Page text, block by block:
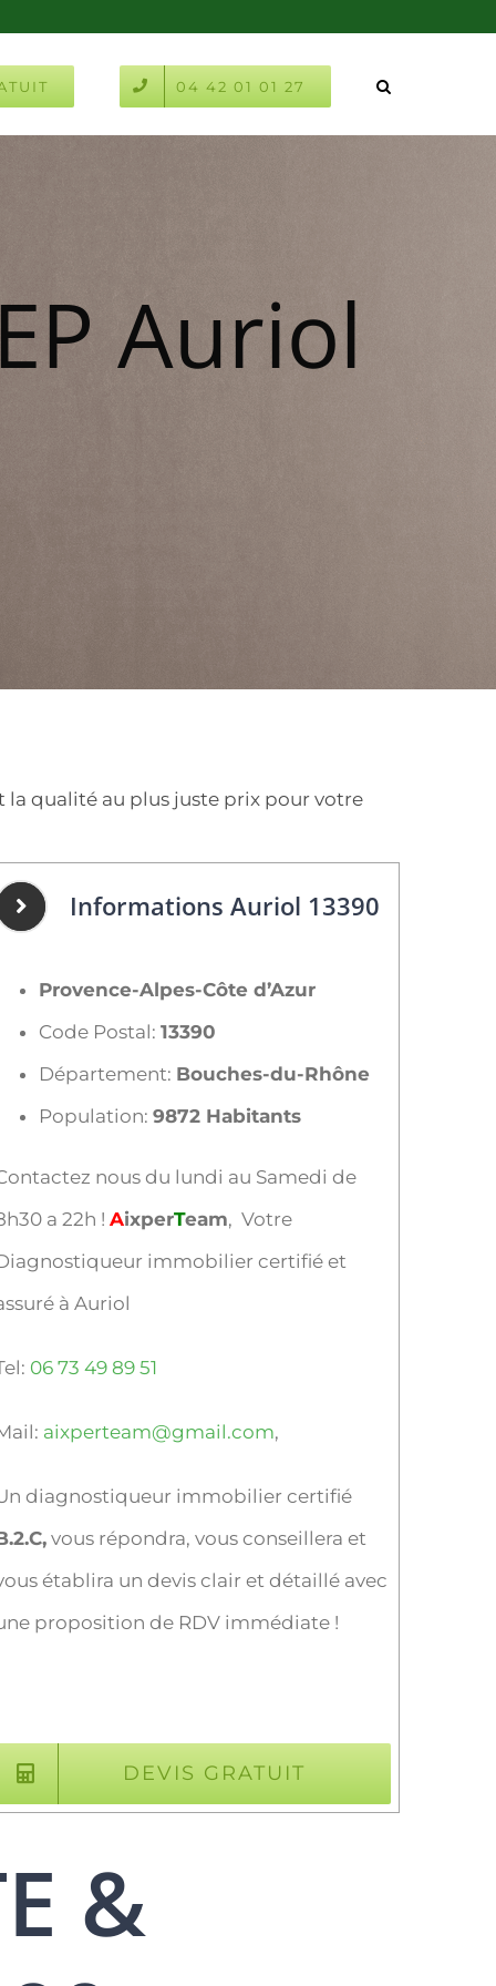
04 42 01 01 27
Auriol
qualité au plus juste prix pour votre
Informations Auriol 13390
Provence-Alpes-Côte d’Azur
Code Postal:13390
Département: Bouches-du-Rhône
Population:9872 Habitants
nous du lundi au Samedi de
a 22h !AixperTeam, Votre
immobilier certifié et
à Auriol
06 73 49 89 51
aixperteam@gmail.com,
diagnostiqueur immobilier certifié
vous répondra, vous conseillera et
établira un devis clair et détaillé avec
proposition de RDV immédiate !
DEVIS GRATUIT
&